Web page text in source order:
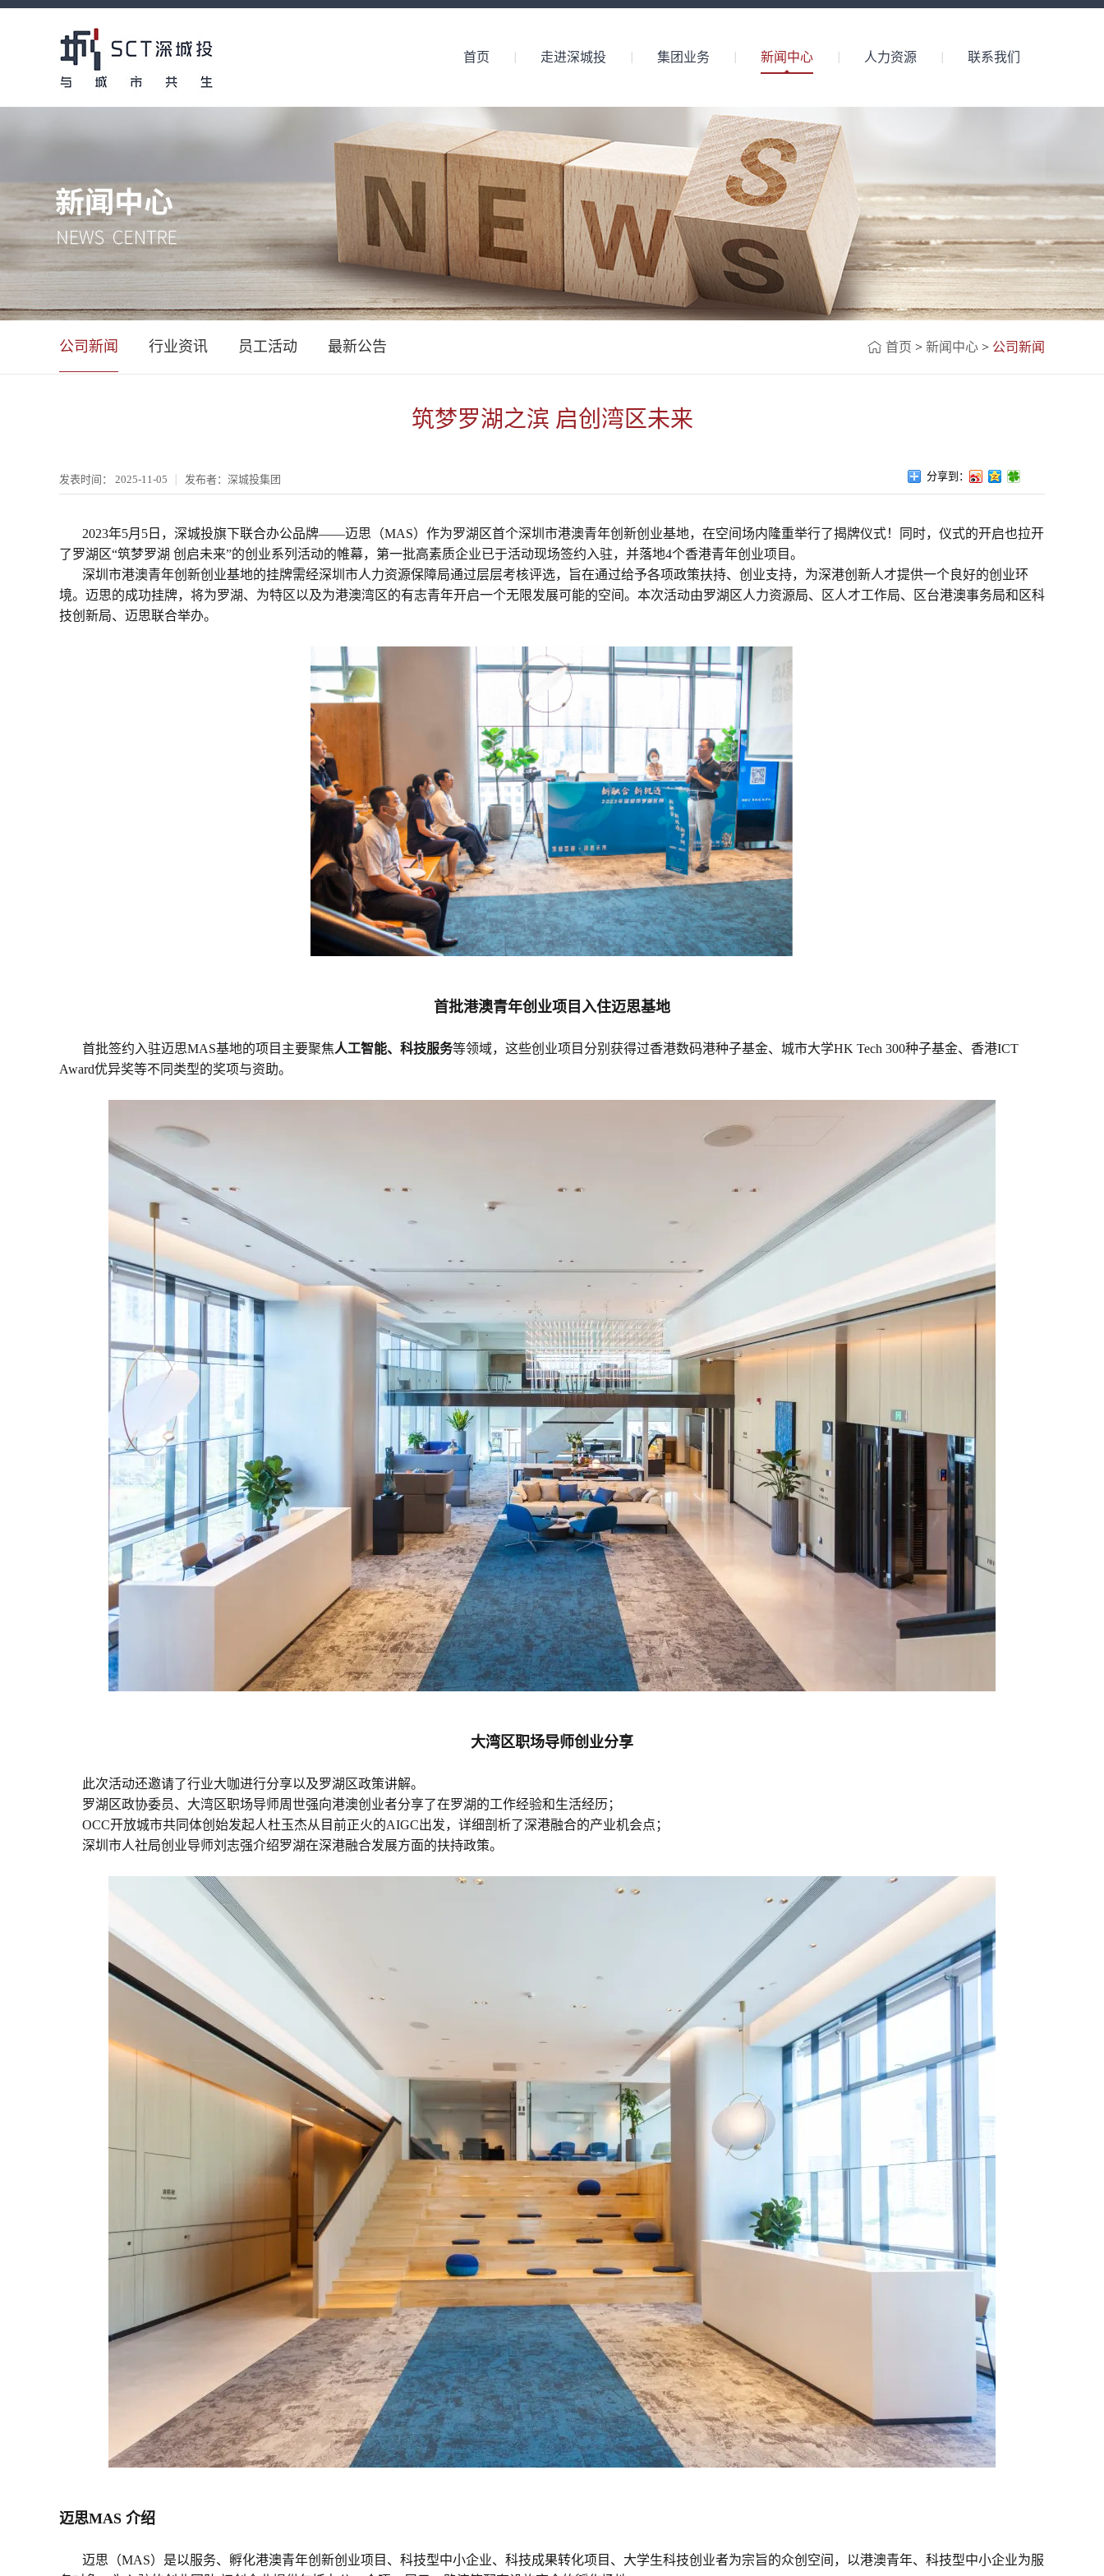
首页 走进深城投 集团业务 新闻中心 人力资源 联系我们
公司新闻 行业资讯 员工活动 最新公告 首页 > 新闻中心 > 公司新闻
筑梦罗湖之滨 启创湾区未来
发表时间： 2025-11-05 发布者：深城投集团 分享到：
2023年5月5日，深城投旗下联合办公品牌——迈思（MAS）作为罗湖区首个深圳市港澳青年创新创业基地，在空间场内隆重举行了揭牌仪式！同时，仪式的开启也拉开
了罗湖区“筑梦罗湖 创启未来”的创业系列活动的帷幕，第一批高素质企业已于活动现场签约入驻，并落地4个香港青年创业项目。
深圳市港澳青年创新创业基地的挂牌需经深圳市人力资源保障局通过层层考核评选，旨在通过给予各项政策扶持、创业支持，为深港创新人才提供一个良好的创业环
境。迈思的成功挂牌，将为罗湖、为特区以及为港澳湾区的有志青年开启一个无限发展可能的空间。本次活动由罗湖区人力资源局、区人才工作局、区台港澳事务局和区科
技创新局、迈思联合举办。
首批港澳青年创业项目入住迈思基地
首批签约入驻迈思MAS基地的项目主要聚焦人工智能、科技服务等领域，这些创业项目分别获得过香港数码港种子基金、城市大学HK Tech 300种子基金、香港ICT
Award优异奖等不同类型的奖项与资助。
大湾区职场导师创业分享
此次活动还邀请了行业大咖进行分享以及罗湖区政策讲解。
罗湖区政协委员、大湾区职场导师周世强向港澳创业者分享了在罗湖的工作经验和生活经历；
OCC开放城市共同体创始发起人杜玉杰从目前正火的AIGC出发，详细剖析了深港融合的产业机会点；
深圳市人社局创业导师刘志强介绍罗湖在深港融合发展方面的扶持政策。
迈思MAS 介绍
迈思（MAS）是以服务、孵化港澳青年创新创业项目、科技型中小企业、科技成果转化项目、大学生科技创业者为宗旨的众创空间，以港澳青年、科技型中小企业为服